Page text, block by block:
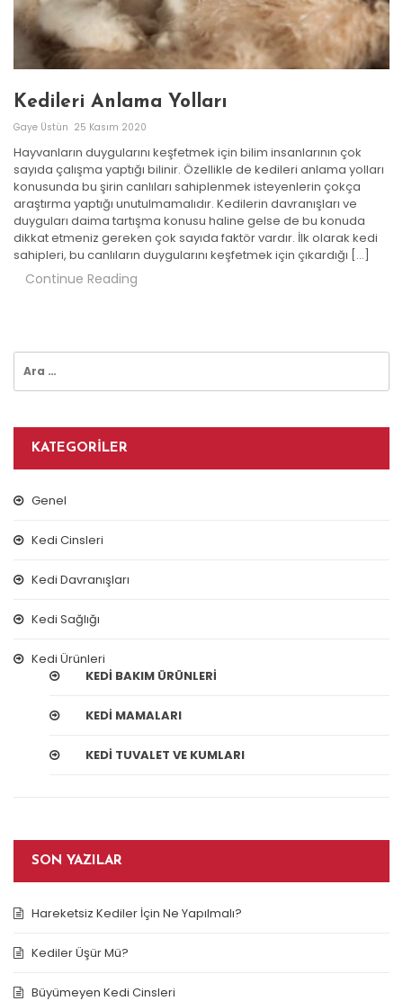
Kedileri Anlama Yolları
Gaye Üstün 25 Kasım 2020
Hayvanların duygularını keşfetmek için bilim insanlarının çok
sayıda çalışma yaptığı bilinir. Özellikle de kedileri anlama yolları
konusunda bu şirin canlıları sahiplenmek isteyenlerin çokça
araştırma yaptığı unutulmamalıdır. Kedilerin davranışları ve
duyguları daima tartışma konusu haline gelse de bu konuda
dikkat etmeniz gereken çok sayıda faktör vardır. İlk olarak kedi
sahipleri, bu canlıların duygularını keşfetmek için çıkardığı […]
Continue Reading
Arama:
KATEGORILER
Genel
Kedi Cinsleri
Kedi Davranışları
Kedi Sağlığı
Kedi Ürünleri
KEDI BAKIM ÜRÜNLERI
KEDI MAMALARI
KEDI TUVALET VE KUMLARI
SON YAZILAR
Hareketsiz Kediler İçin Ne Yapılmalı?
Kediler Üşür Mü?
Büyümeyen Kedi Cinsleri